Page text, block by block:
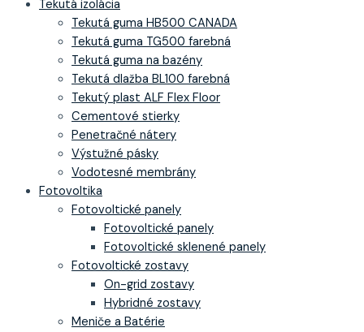
Tekutá izolácia
Tekutá guma HB500 CANADA
Tekutá guma TG500 farebná
Tekutá guma na bazény
Tekutá dlažba BL100 farebná
Tekutý plast ALF Flex Floor
Cementové stierky
Penetračné nátery
Výstužné pásky
Vodotesné membrány
Fotovoltika
Fotovoltické panely
Fotovoltické panely
Fotovoltické sklenené panely
Fotovoltické zostavy
On-grid zostavy
Hybridné zostavy
Meniče a Batérie